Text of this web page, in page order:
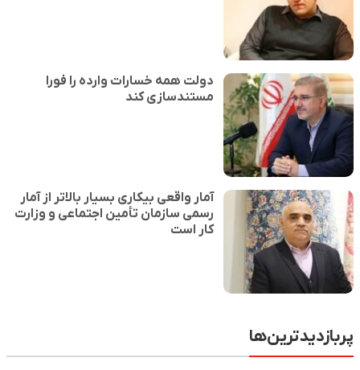
دولت همه خسارات وارده را فورا
مستندسازی کند
آمار واقعی بیکاری بسیار بالاتر از آمار
رسمی سازمان تأمین اجتماعی و وزارت
کار است
پربازدیدترین‌ها